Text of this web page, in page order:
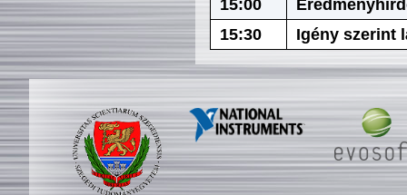
15:00
15:30
Igény szerint